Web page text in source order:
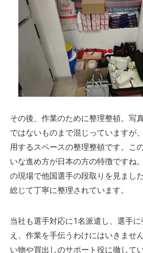
その後、作業のために整理整頓。写
ではないものまで混じっていますが
用するスペースの整理整頓です。こ
いな進め方が日本の方の特徴ですね
の現場で他国選手の段取りを見まし
総じて丁寧に整理されています。
当社も選手対応に1名派遣し、選手
え、作業を手伝うわけにはいきませ
い物や買出しのサポート役に徹してい